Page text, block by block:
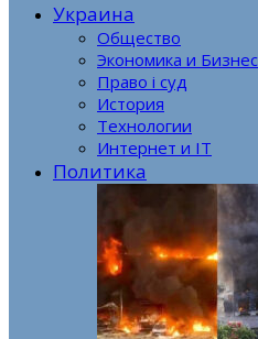
Украина
Общество
Экономика и Бизнес
Право і суд
История
Технологии
Интернет и IT
Политика